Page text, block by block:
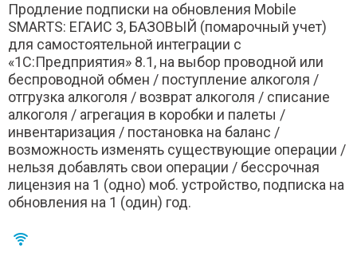
Продление подписки на обновления Mobile
SMARTS: ЕГАИС 3, БАЗОВЫЙ (помарочный учет)
для самостоятельной интеграции с
«1С:Предприятия» 8.1, на выбор проводной или
беспроводной обмен / поступление алкоголя /
отгрузка алкоголя / возврат алкоголя / списание
алкоголя / агрегация в коробки и палеты /
инвентаризация / постановка на баланс /
возможность изменять существующие операции /
нельзя добавлять свои операции / бессрочная
лицензия на 1 (одно) моб. устройство, подписка на
обновления на 1 (один) год.